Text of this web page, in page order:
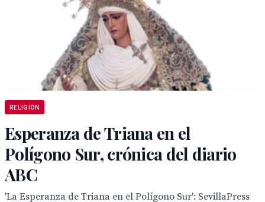
RELIGIÓN
Esperanza de Triana en el
Polígono Sur, crónica del diario
ABC
'La Esperanza de Triana en el Polígono Sur': SevillaPress